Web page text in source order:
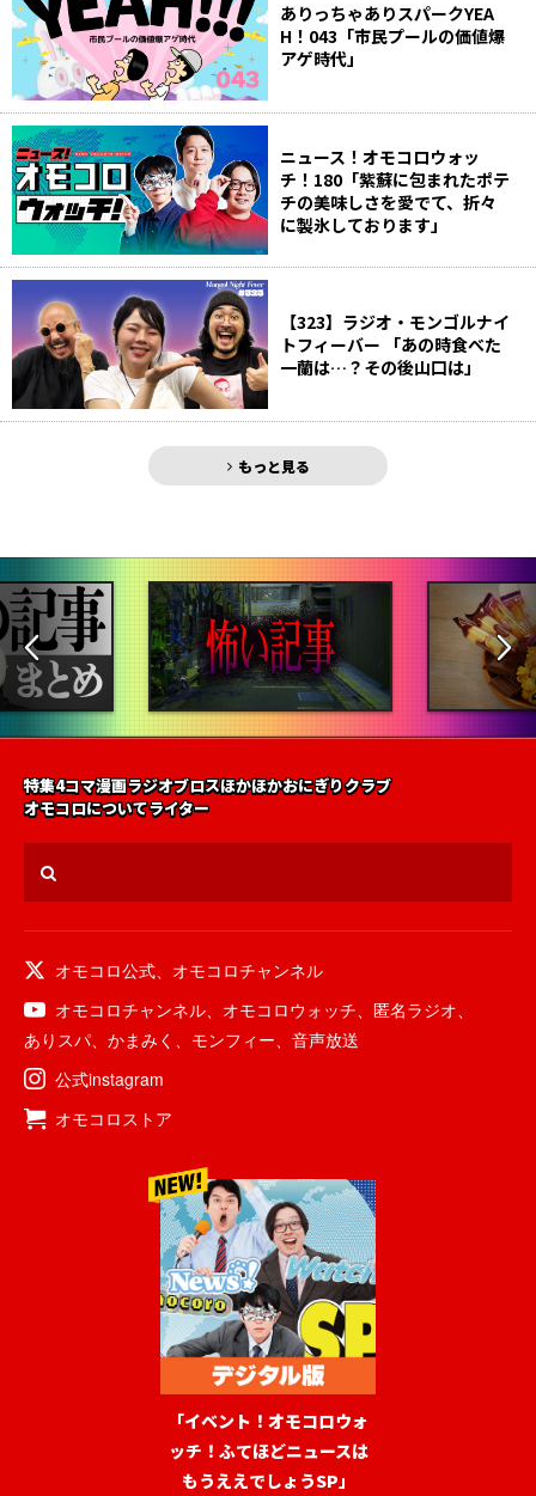
ありっちゃありスパークYEA
H！043「市民プールの価値爆
アゲ時代」
ニュース！オモコロウォッ
チ！180「紫蘇に包まれたポテ
チの美味しさを愛でて、折々
に製氷しております」
【323】ラジオ・モンゴルナイ
トフィーバー 「あの時食べた
一蘭は…？その後山口は」
もっと見る
特集4コマ漫画ラジオブロスほかほかおにぎりクラブ
オモコロについてライター
オモコロ公式
オモコロチャンネル
オモコロチャンネル
オモコロウォッチ 匿名ラジオ
ありスパ
かまみく モンフィー
音声放送
公式instagram
オモコロストア
「イベント！オモコロウォ
ッチ！ふてほどニュースは
もうええでしょうSP」